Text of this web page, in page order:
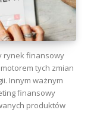
rynek finansowy
motorem tych zmian
Innym ważnym
finansowy
produktów